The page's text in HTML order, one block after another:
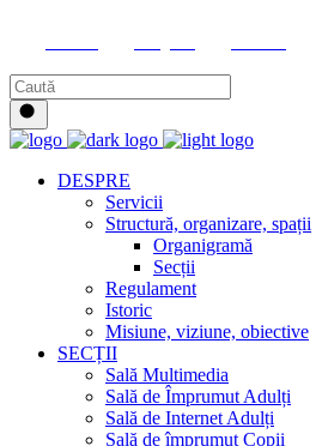
DESPRE
Servicii
Structură, organizare, spații
Organigramă
Secții
Regulament
Istoric
Misiune, viziune, obiective
SECȚII
Sală Multimedia
Sală de Împrumut Adulți
Sală de Internet Adulți
Sală de împrumut Copii